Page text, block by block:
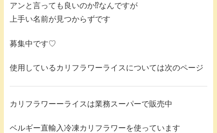
アンと言っても良いのか⁉️なんですが
上手い名前が見つからずです
募集中です♡
使用しているカリフラワーライスについては次のページ
カリフラワーーライスは業務スーパーで販売中
ベルギー直輸入冷凍カリフラワーを使っています